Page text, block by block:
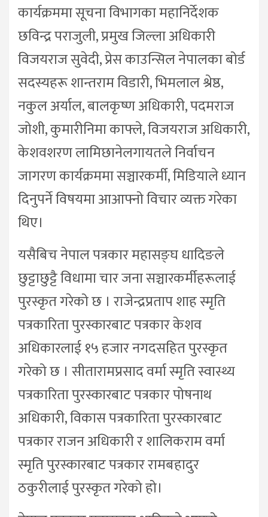
कार्यक्रममा सूचना विभागका महानिर्देशक
छविन्द्र पराजुली, प्रमुख जिल्ला अधिकारी
विजयराज सुवेदी, प्रेस काउन्सिल नेपालका बोर्ड
सदस्यहरू शान्तराम विडारी, भिमलाल श्रेष्ठ,
नकुल अर्याल, बालकृष्ण अधिकारी, पदमराज
जोशी, कुमारीनिमा काफ्ले, विजयराज अधिकारी,
केशवशरण लामिछानेलगायतले निर्वाचन
जागरण कार्यक्रममा सञ्चारकर्मी, मिडियाले ध्यान
दिनुपर्ने विषयमा आआफ्नो विचार व्यक्त गरेका
थिए।
यसैबिच नेपाल पत्रकार महासङ्घ धादिङले
छुट्टाछुट्टै विधामा चार जना सञ्चारकर्मीहरूलाई
पुरस्कृत गरेको छ । राजेन्द्रप्रताप शाह स्मृति
पत्रकारिता पुरस्कारबाट पत्रकार केशव
अधिकारलाई १५ हजार नगदसहित पुरस्कृत
गरेको छ । सीतारामप्रसाद वर्मा स्मृति स्वास्थ्य
पत्रकारिता पुरस्कारबाट पत्रकार पोषनाथ
अधिकारी, विकास पत्रकारिता पुरस्कारबाट
पत्रकार राजन अधिकारी र शालिकराम वर्मा
स्मृति पुरस्कारबाट पत्रकार रामबहादुर
ठकुरीलाई पुरस्कृत गरेको हो।